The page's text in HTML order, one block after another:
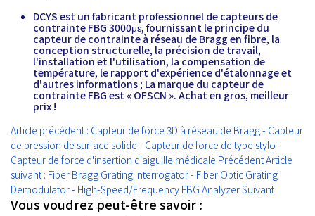
DCYS est un fabricant professionnel de capteurs de
contrainte FBG 3000με, fournissant le principe du
capteur de contrainte à réseau de Bragg en fibre, la
conception structurelle, la précision de travail,
l'installation et l'utilisation, la compensation de
température, le rapport d'expérience d'étalonnage et
d'autres informations ; La marque du capteur de
contrainte FBG est « OFSCN ». Achat en gros, meilleur
prix !
Article précédent : Capteur de force 3D à réseau de Bragg - Capteur
de pression de surface solide - Capteur de force de type stylo -
Capteur de force d'insertion d'aiguille médicale PrécédentArticle
suivant : Fiber Bragg Grating Interrogator - Fiber Optic Grating
Demodulator - High-Speed/Frequency FBG AnalyzerSuivant
Vous voudrez peut-être savoir :